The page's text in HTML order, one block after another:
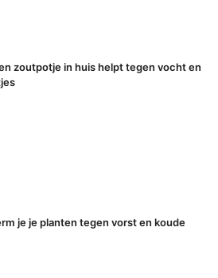
zoutpotje in huis helpt tegen vocht en
je je planten tegen vorst en koude